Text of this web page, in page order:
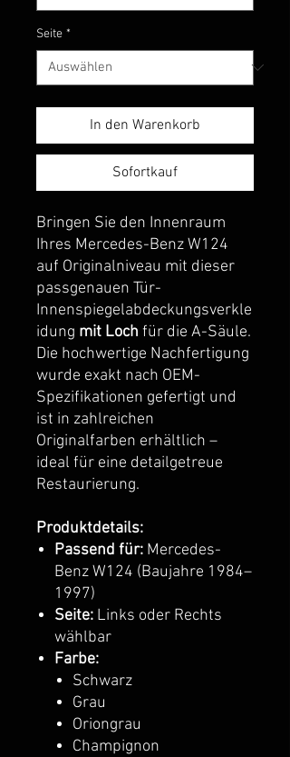
Seite *
In den Warenkorb
Sofortkauf
Bringen Sie den Innenraum
Ihres Mercedes-Benz W124
auf Originalniveau mit dieser
passgenauen Tür-
Innenspiegelabdeckungsverkle
idung mit Loch für die A-Säule.
Die hochwertige Nachfertigung
wurde exakt nach OEM-
Spezifikationen gefertigt und
ist in zahlreichen
Originalfarben erhältlich –
ideal für eine detailgetreue
Restaurierung.
Produktdetails:
Passend für: Mercedes-
Benz W124 (Baujahre 1984–
1997)
Seite: Links oder Rechts
wählbar
Farbe:
Schwarz
Grau
Oriongrau
Champignon